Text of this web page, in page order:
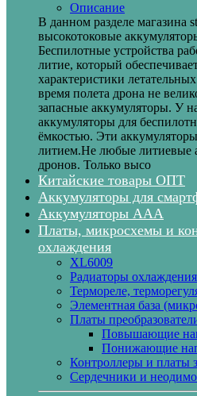
Описание
В данном разделе магазина
высокотоковые
Беспилотные устройства
литие, который
характеристики
время полета дрона не
запасные аккумуляторы. У
аккумуляторы для
ёмкостью. Эти
литием.Не любые литиевые
дронов. Только высо
Китайские товары ОПТ
Аккумуляторы для
Аккумуляторы ААА
Платы, микросхемы и
охлаждения
XL6009
Радиаторы
Термореле,
Элементная база
Платы
Повышающие
Понижающие
Контроллеры и платы
Сердечники и